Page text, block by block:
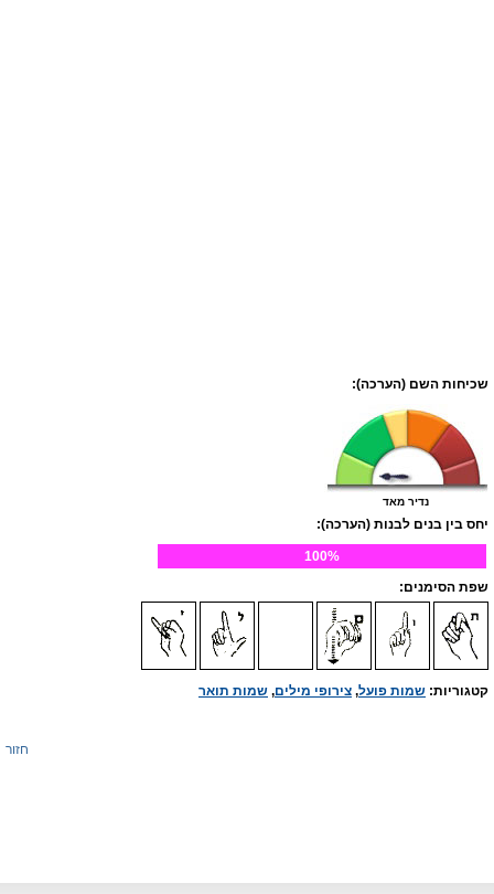
שכיחות השם (הערכה):
נדיר מאד
יחס בין בנים לבנות (הערכה):
100%
שפת הסימנים:
קטגוריות: שמות פועל, צירופי מילים, שמות תואר
חזור